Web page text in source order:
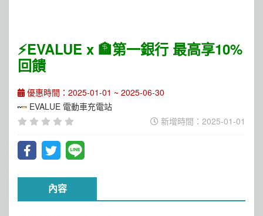
⚡️EVALUE x 🏦第一銀行 最高享10%
回饋
優惠時間：2025-01-01 ~ 2025-06-30
EVALUE 電動車充電站
新增時間：2025-01-01
內容